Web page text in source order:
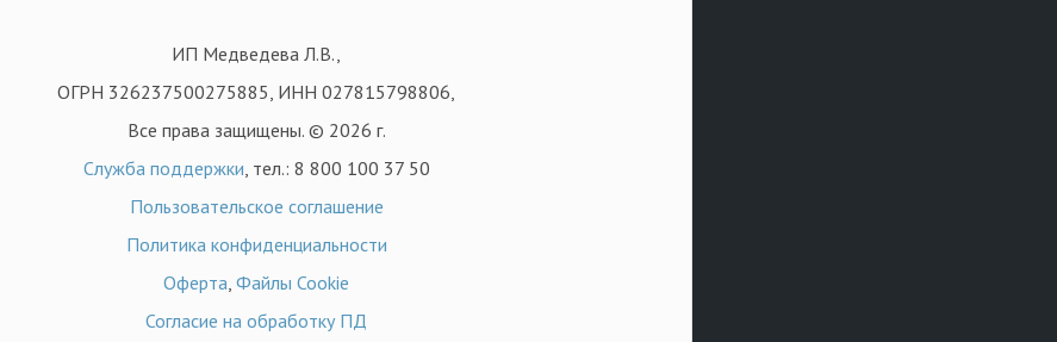
ИП Медведева Л.В.,
ОГРН 326237500275885, ИНН 027815798806,
Все права защищены. © 2026 г.
Служба поддержки, тел.: 8 800 100 37 50
Пользовательское соглашение
Политика конфиденциальности
Оферта, Файлы Cookie
Согласие на обработку ПД